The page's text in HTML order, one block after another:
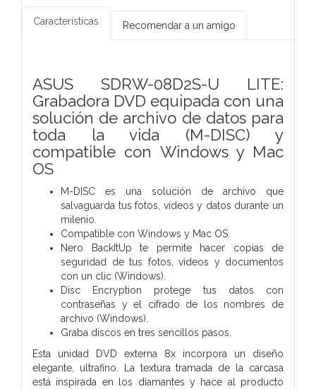
Características Recomendar a un amigo
ASUS SDRW-08D2S-U LITE:
Grabadora DVD equipada con una
solución de archivo de datos para
toda la vida (M-DISC) y
compatible con Windows y Mac
OS
M-DISC es una solución de archivo que
salvaguarda tus fotos, vídeos y datos durante un
milenio.
Compatible con Windows y Mac OS.
Nero BackItUp te permite hacer copias de
seguridad de tus fotos, vídeos y documentos
con un clic (Windows).
Disc Encryption protege tus datos con
contraseñas y el cifrado de los nombres de
archivo (Windows).
Graba discos en tres sencillos pasos.
Esta unidad DVD externa 8x incorpora un diseño
elegante, ultrafino. La textura tramada de la carcasa
está inspirada en los diamantes y hace al producto